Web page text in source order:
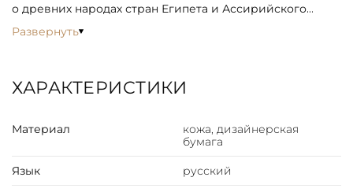
о древних народах стран Египета и Ассирийского
государства. В книге приведена подробная
отличительные особенности, подробно описывается
автором. Масперо рассказывает о политической
государств Древнего Востока и о многом другом
Развернуть
ХАРАКТЕРИСТИКИ
Материал
кожа, дизайнерская
бумага
Язык русский